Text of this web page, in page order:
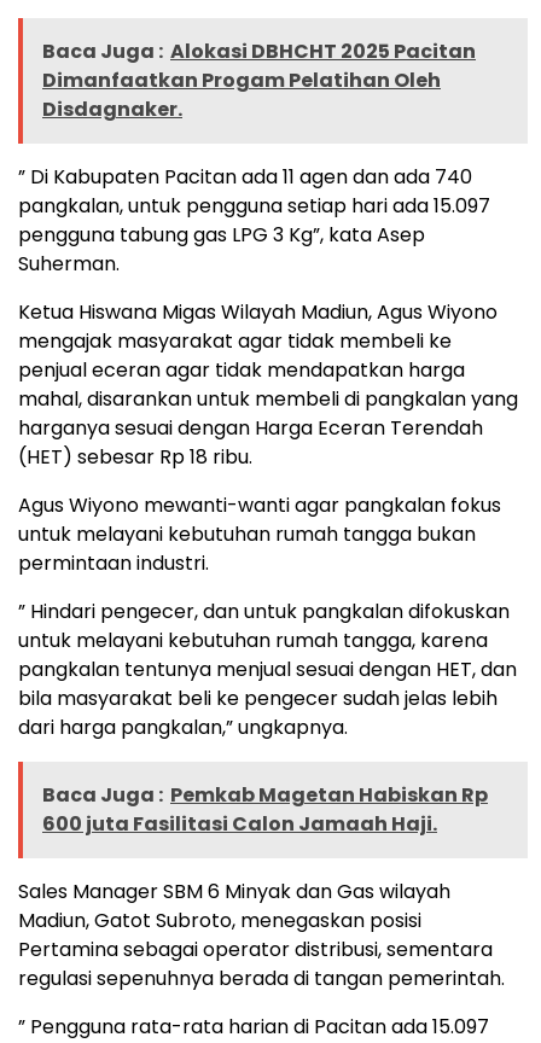
Baca Juga : Alokasi DBHCHT 2025 Pacitan
Dimanfaatkan Progam Pelatihan Oleh
Disdagnaker.
” Di Kabupaten Pacitan ada 11 agen dan ada 740
pangkalan, untuk pengguna setiap hari ada 15.097
pengguna tabung gas LPG 3 Kg”, kata Asep
Suherman.
Ketua Hiswana Migas Wilayah Madiun, Agus Wiyono
mengajak masyarakat agar tidak membeli ke
penjual eceran agar tidak mendapatkan harga
mahal, disarankan untuk membeli di pangkalan yang
harganya sesuai dengan Harga Eceran Terendah
(HET) sebesar Rp 18 ribu.
Agus Wiyono mewanti-wanti agar pangkalan fokus
untuk melayani kebutuhan rumah tangga bukan
permintaan industri.
” Hindari pengecer, dan untuk pangkalan difokuskan
untuk melayani kebutuhan rumah tangga, karena
pangkalan tentunya menjual sesuai dengan HET, dan
bila masyarakat beli ke pengecer sudah jelas lebih
dari harga pangkalan,” ungkapnya.
Baca Juga : Pemkab Magetan Habiskan Rp
600 juta Fasilitasi Calon Jamaah Haji.
Sales Manager SBM 6 Minyak dan Gas wilayah
Madiun, Gatot Subroto, menegaskan posisi
Pertamina sebagai operator distribusi, sementara
regulasi sepenuhnya berada di tangan pemerintah.
” Pengguna rata-rata harian di Pacitan ada 15.097